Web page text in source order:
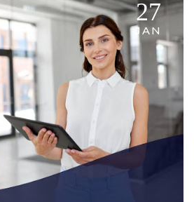
27
JAN